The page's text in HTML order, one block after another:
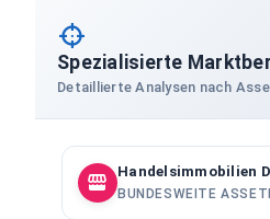
Spezialisierte
Detaillierte Analysen nach
Handelsimmobilien
BUNDESWEITE